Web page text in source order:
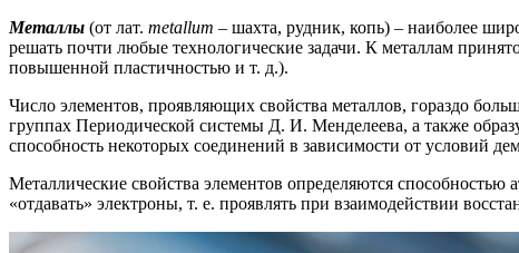
Металлы (от лат. metallum – шахта, рудник, копь) – наиболее
решать почти любые технологические задачи. К металлам
повышенной пластичностью и т. д.).
Число элементов, проявляющих свойства металлов, гораздо
группах Периодической системы Д. И. Менделеева, а также
способность некоторых соединений в зависимости от условий
Металлические свойства элементов определяются
«отдавать» электроны, т. е. проявлять при взаимодействии